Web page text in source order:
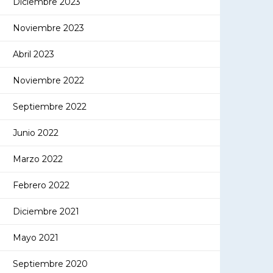
Noviembre 2023
Abril 2023
Noviembre 2022
Septiembre 2022
Junio 2022
Marzo 2022
Febrero 2022
Diciembre 2021
Mayo 2021
Septiembre 2020